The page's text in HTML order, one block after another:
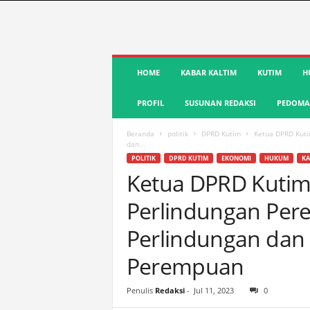
a
HOME KABAR KALTIM KUTIM
PROFIL SUSUNAN REDAKSI
Beranda politik DPRD Kutim
Ketua DPRD
dan...
POLITIK DPRD KUTIM EKONOMI HUKUM
Ketua DPRD
Perlindungan
Perlindungan dan
Perempuan
Penulis Redaksi- Jul 11, 2023 0